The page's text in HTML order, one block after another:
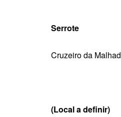
Serrote
Cruzeiro da
(Local a definir)